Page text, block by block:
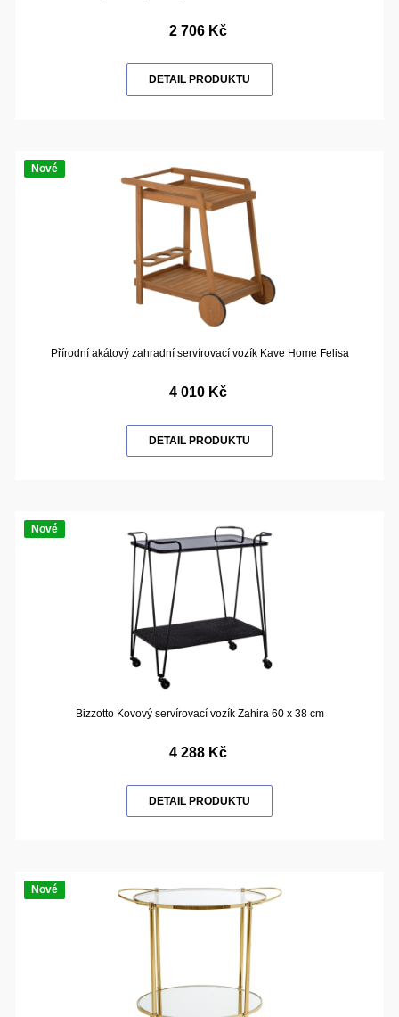
2 706 Kč
DETAIL PRODUKTU
Nové
Přírodní akátový zahradní servírovací vozík Kave Home Felisa
4 010 Kč
DETAIL PRODUKTU
Nové
Bizzotto Kovový servírovací vozík Zahira 60 x 38 cm
4 288 Kč
DETAIL PRODUKTU
Nové